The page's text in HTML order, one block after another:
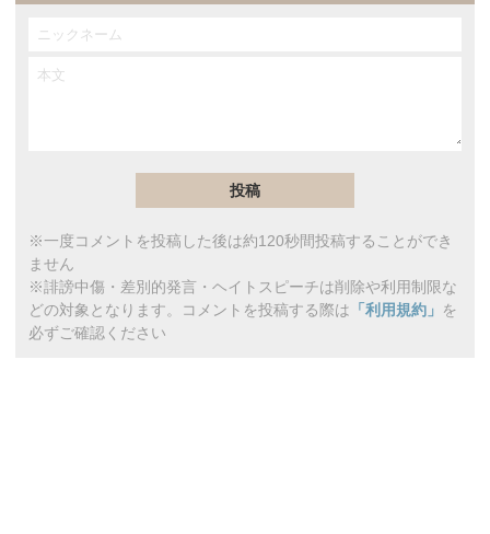
※一度コメントを投稿した後は約120秒間投稿することができ
ません
※誹謗中傷・差別的発言・ヘイトスピーチは削除や利用制限な
どの対象となります。コメントを投稿する際は 「利用規約」 を
必ずご確認ください